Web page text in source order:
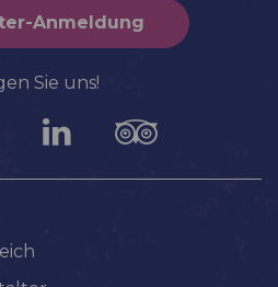
Anmeldung
Sie uns!